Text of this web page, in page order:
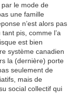
le mode de
une famille
n’est alors pas
pis, comme l’a
est bien
système canadien
la (dernière) porte
seulement de
mais de
social collectif qui